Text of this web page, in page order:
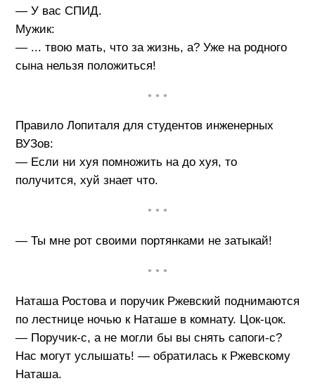
— У вас СПИД.
Мужик:
— ... твою мать, что за жизнь, а? Уже на родного
сына нельзя положиться!
• • •
Правило Лопиталя для студентов инженерных
ВУЗов:
— Если ни хуя помножить на до хуя, то
получится, хуй знает что.
• • •
— Ты мне рот своими портянками не затыкай!
• • •
Наташа Ростова и поручик Ржевский поднимаются
по лестнице ночью к Наташе в комнату. Цок-цок.
— Поручик-с, а не могли бы вы снять сапоги-с?
Нас могут услышать! — обратилась к Ржевскому
Наташа.